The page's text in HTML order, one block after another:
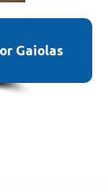
Gaiolas